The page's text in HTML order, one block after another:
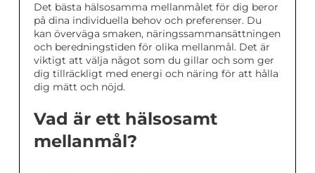
Det bästa hälsosamma mellanmålet för dig beror
på dina individuella behov och preferenser. Du
kan överväga smaken, näringssammansättningen
och beredningstiden för olika mellanmål. Det är
viktigt att välja något som du gillar och som ger
dig tillräckligt med energi och näring för att hålla
dig mätt och nöjd.
Vad är ett hälsosamt
mellanmål?